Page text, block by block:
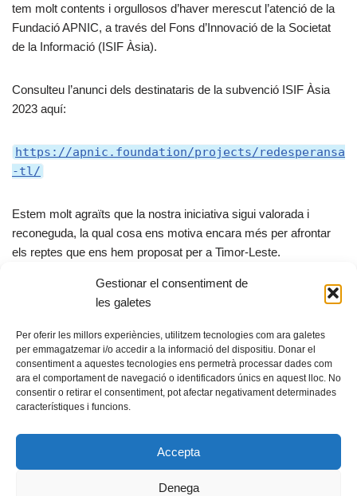
Gestionar el consentiment de
les galetes
Per oferir les millors experiències, utilitzem tecnologies com ara galetes
per emmagatzemar i/o accedir a la informació del dispositiu. Donar el
consentiment a aquestes tecnologies ens permetrà processar dades com
ara el comportament de navegació o identificadors únics en aquest lloc. No
consentir o retirar el consentiment, pot afectar negativament determinades
característiques i funcions.
Accepta
Denega
tem molt contents i orgullosos d’haver merescut l’atenció de la
Fundació APNIC, a través del Fons d’Innovació de la Societat
de la Informació (ISIF Àsia).
Consulteu l’anunci dels destinataris de la subvenció ISIF Àsia
2023 aquí:
https://apnic.foundation/projects/redesperansa
-tl/
Estem molt agraïts que la nostra iniciativa sigui valorada i
reconeguda, la qual cosa ens motiva encara més per afrontar
els reptes que ens hem proposat per a Timor-Leste.
a
c
e
b
k
E
ail
C
o
m
p
ar
© Fundació guifi.net -Privadesa i avís legal
Escoles Antigues, 08503 Gurb, fundacio@guifi.net